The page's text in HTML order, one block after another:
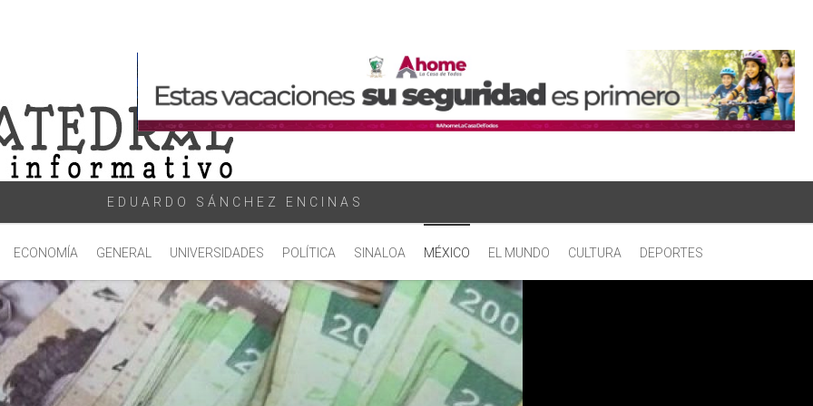
EDUARDO SÁNCHEZ ENCINAS
ECONOMÍA GENERAL UNIVERSIDADES POLÍTICA SINALOA MÉXICO EL MUNDO CULTURA DEPORTES